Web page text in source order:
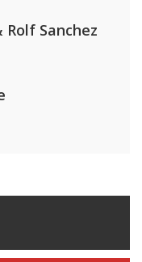
Sanchez